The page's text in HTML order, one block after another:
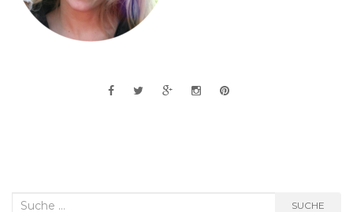
Suche
SUCHE